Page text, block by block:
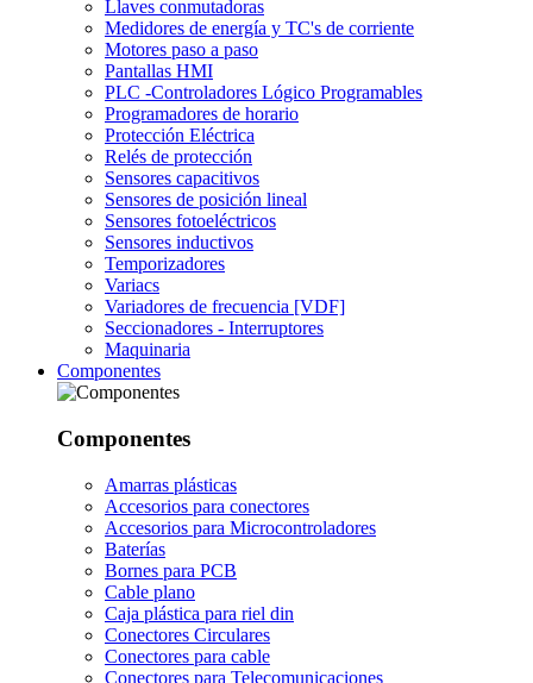
Llaves conmutadoras
Medidores de energía y TC's de corriente
Motores paso a paso
Pantallas HMI
PLC -Controladores Lógico Programables
Programadores de horario
Protección Eléctrica
Relés de protección
Sensores capacitivos
Sensores de posición lineal
Sensores fotoeléctricos
Sensores inductivos
Temporizadores
Variacs
Variadores de frecuencia [VDF]
Seccionadores - Interruptores
Maquinaria
Componentes
Componentes
Amarras plásticas
Accesorios para conectores
Accesorios para Microcontroladores
Baterías
Bornes para PCB
Cable plano
Caja plástica para riel din
Conectores Circulares
Conectores para cable
Conectores para Telecomunicaciones